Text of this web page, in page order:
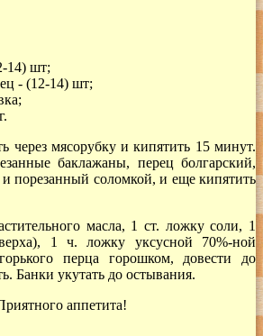
14) шт;
- (12-14) шт;
через мясорубку и кипятить 15 минут.
баклажаны, перец болгарский,
порезанный соломкой, и еще кипятить
масла, 1 ст. ложку соли, 1
1 ч. ложку уксусной 70%-ной
перца горошком, довести до
Банки укутать до остывания.
аппетита!